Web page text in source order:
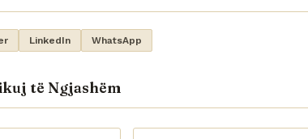
LinkedIn WhatsApp
të Ngjashëm